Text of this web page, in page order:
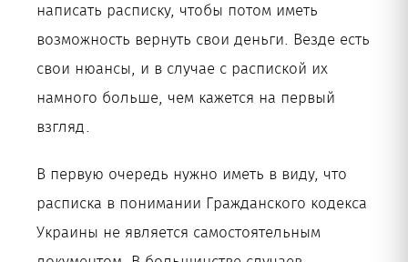
написать расписку, чтобы потом иметь
возможность вернуть свои деньги. Везде есть
свои нюансы, и в случае с распиской их
намного больше, чем кажется на первый
взгляд.
В первую очередь нужно иметь в виду, что
расписка в понимании Гражданского кодекса
Украины не является самостоятельным